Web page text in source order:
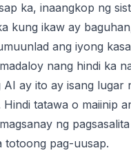
ka, inaangkop ng
kung ikaw ay
ang iyong
nang hindi ka
ay ito ay isang lugar
tatawa o maiinip
ng
totoong pag-uusap.